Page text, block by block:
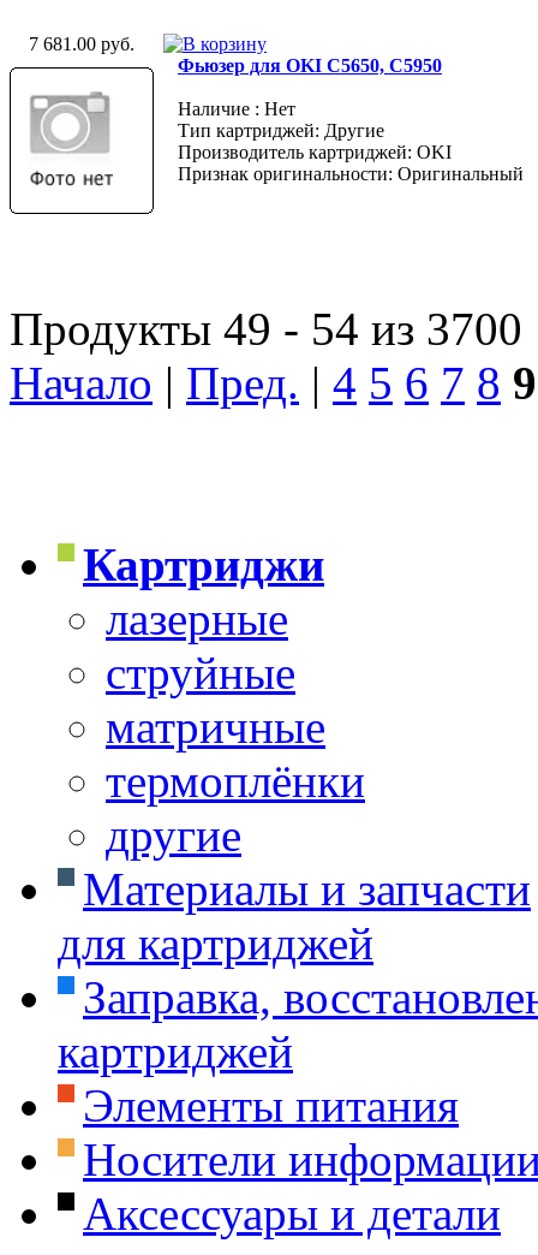
7 681.00 руб.
Фьюзер для OKI C5650, C5950
Наличие : Нет
Тип картриджей: Другие
Производитель картриджей: OKI
Признак оригинальности: Оригинальный
Продукты 49 - 54 из 3700
Начало | Пред. | 4 5 6 7 8 9
Картриджи
лазерные
струйные
матричные
термоплёнки
другие
Материалы и запчасти
для картриджей
Заправка,
картриджей
Элементы питания
Носители
Аксессуары и детали